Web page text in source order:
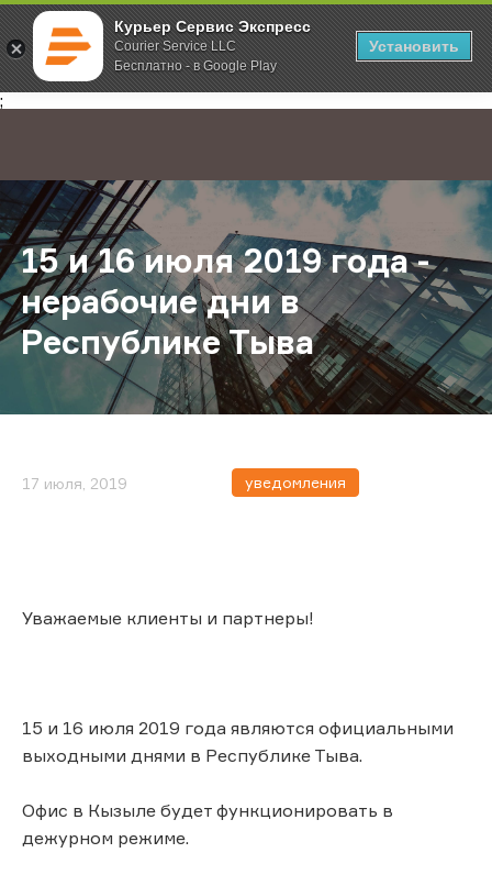
Курьер Сервис Экспресс
Courier Service LLC
Бесплатно - в Google Play
Установить
;
Главная О компании Новости 15 и 16 июля 2019 года -
15 и 16 июля 2019 года -
нерабочие дни в
Республике Тыва
17 июля, 2019 уведомления
Уважаемые клиенты и партнеры!
15 и 16 июля 2019 года являются официальными
выходными днями в Республике Тыва.
Офис в Кызыле будет функционировать в
дежурном режиме.